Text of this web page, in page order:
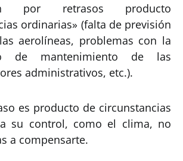
por retrasos producto
ordinarias» (falta de previsión
aerolíneas, problemas con la
de mantenimiento de las
administrativos, etc.).
es producto de circunstancias
su control, como el clima, no
a compensarte.